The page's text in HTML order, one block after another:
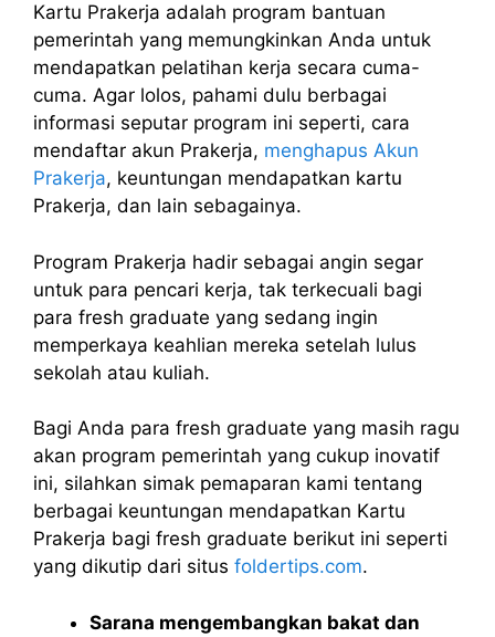
Kartu Prakerja adalah program bantuan
pemerintah yang memungkinkan Anda untuk
mendapatkan pelatihan kerja secara cuma-
cuma. Agar lolos, pahami dulu berbagai
informasi seputar program ini seperti, cara
mendaftar akun Prakerja, menghapus Akun
Prakerja, keuntungan mendapatkan kartu
Prakerja, dan lain sebagainya.
Program Prakerja hadir sebagai angin segar
untuk para pencari kerja, tak terkecuali bagi
para fresh graduate yang sedang ingin
memperkaya keahlian mereka setelah lulus
sekolah atau kuliah.
Bagi Anda para fresh graduate yang masih ragu
akan program pemerintah yang cukup inovatif
ini, silahkan simak pemaparan kami tentang
berbagai keuntungan mendapatkan Kartu
Prakerja bagi fresh graduate berikut ini seperti
yang dikutip dari situs foldertips.com.
Sarana mengembangkan bakat dan